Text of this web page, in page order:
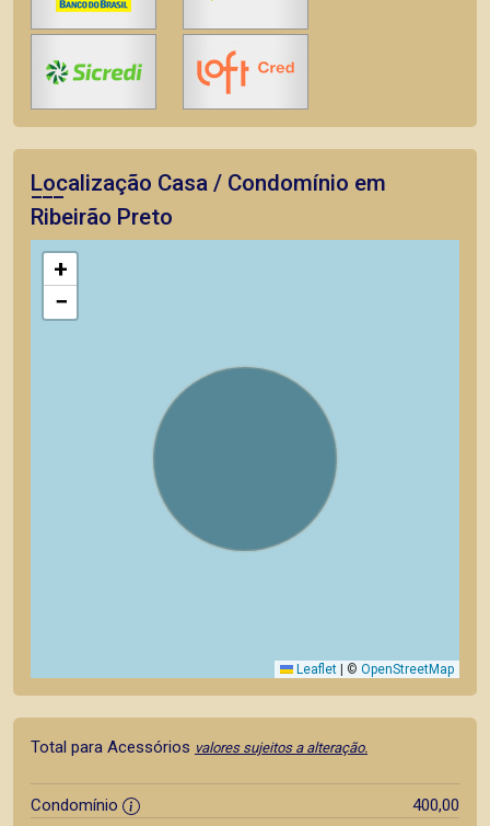
Localização Casa / Condomínio em
Ribeirão Preto
+
−
Leaflet © OpenStreetMap
Total para Acessórios valores sujeitos a alteração.
Condomínio
400,00